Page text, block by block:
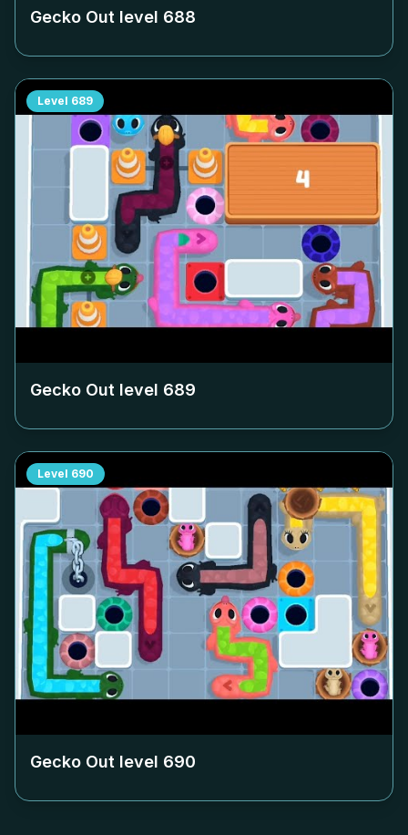
Gecko Out level 688
Level 689
Gecko Out level 689
Level 690
Gecko Out level 690